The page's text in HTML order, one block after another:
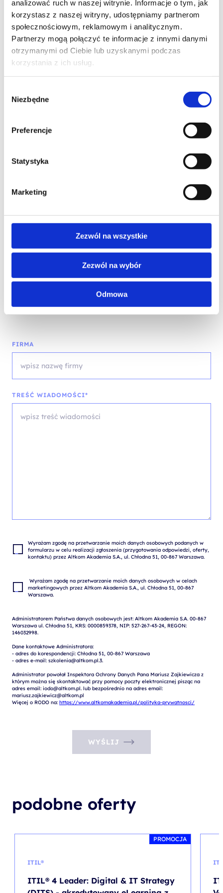
analizować ruch w naszej witrynie. Informacje o tym, jak
korzystasz z naszej witryny, udostępniamy partnerom
społecznościowym, reklamowym i analitycznym.
Partnerzy mogą połączyć te informacje z innymi danymi
otrzymanymi od Ciebie lub uzyskanymi podczas
korzystania z ich usług.
zgody
Niezbędne
Preferencje
Statystyka
Marketing
Zezwól na wszystkie
Zezwól na wybór
Odmowa
Skontaktuj się z naszym doradcą
WOJEWÓDZTWO*
wybierz województwo
FIRMA
TREŚĆ WIADOMOŚCI*
Wyrażam zgodę na przetwarzanie moich danych osobowych podanych w
formularzu w celu realizacji zgłoszenia (przygotowania odpowiedzi, oferty,
marketingowych przez Altkom Akademia S.A., ul. Chłodna 51, 00-867
Administratorem Państwa danych osobowych jest: Altkom Akademia S.A. 00-867
Warszawa ul. Chłodna 51, KRS: 0000859378, NIP: 527-267-43-24, REGON:
146032998.
Dane kontaktowe Administratora:
- adres do korespondencji: Chłodna 51, 00-867 Warszawa
- adres e-mail: szkolenia@altkom.pl.3.
Administrator powołał Inspektora Ochrony Danych Pana Mariusz Zajkiewicza z
którym można się skontaktować przy pomocy poczty elektronicznej pisząc na
adres email: iodo@altkom.pl. lub bezpośrednio na adres email:
mariusz.zajkiewicz@altkom.pl
Więcej o RODO na: https://www.altkomakademia.pl/polityka-prywatnosci/
WYŚLIJ
podobne oferty
PROMOCJA
ITIL®
ITIL® 4 Leader: Digital & IT Strategy